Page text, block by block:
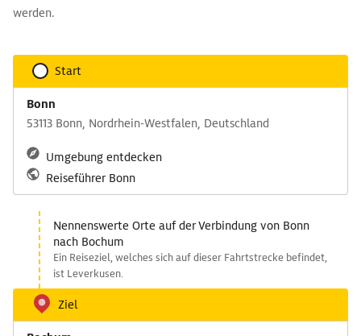
werden.
Start
Bonn
53113 Bonn, Nordrhein-Westfalen, Deutschland
Umgebung entdecken
Reiseführer Bonn
Nennenswerte Orte auf der Verbindung von Bonn
nach Bochum
Ein Reiseziel, welches sich auf dieser Fahrtstrecke befindet,
ist Leverkusen.
Ziel